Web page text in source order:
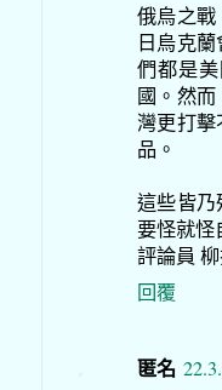
俄烏之
日烏克
們都是
國。然
灣更打
品。
這些皆
要怪就怪
評論員
回覆
匿名